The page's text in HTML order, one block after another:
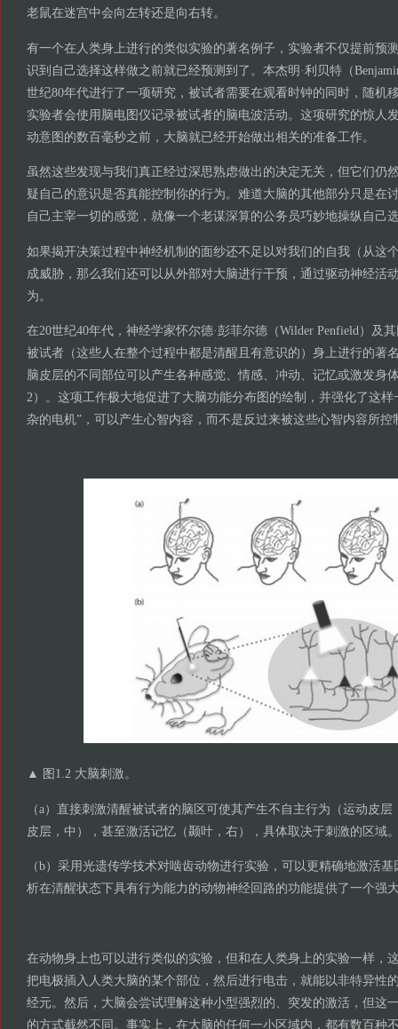
老鼠在迷宫中会向左转还是向右转。
有一个在人类身上进行的类似实验的著名例子，实验者不仅提前预
识到自己选择这样做之前就已经预测到了。本杰明·利贝特（
世纪80年代进行了一项研究，被试者需要在观看时钟的同时，随机
实验者会使用脑电图仪记录被试者的脑电波活动。这项研究的惊人
动意图的数百毫秒之前，大脑就已经开始做出相关的准备工作。
虽然这些发现与我们真正经过深思熟虑做出的决定无关，但它们仍
疑自己的意识是否真能控制你的行为。难道大脑的其他部分只是在
自己主宰一切的感觉，就像一个老谋深算的公务员巧妙地操纵自己
如果揭开决策过程中神经机制的面纱还不足以对我们的自我（从这
成威胁，那么我们还可以从外部对大脑进行干预，通过驱动神经活
为。
在20世纪40年代，神经学家怀尔德·彭菲尔德（Wilder Penfield）及
被试者（这些人在整个过程中都是清醒且有意识的）身上进行的著
脑皮层的不同部位可以产生各种感觉、情感、冲动、记忆或激发身
2）。这项工作极大地促进了大脑功能分布图的绘制，并强化了这样
杂的电机”，可以产生心智内容，而不是反过来被这些心智内容所控
▲ 图1.2 大脑刺激。
（a）直接刺激清醒被试者的脑区可使其产生不自主行为（运动皮
皮层，中），甚至激活记忆（颞叶，右），具体取决于刺激的区域
（b）采用光遗传学技术对啮齿动物进行实验，可以更精确地激活
析在清醒状态下具有行为能力的动物神经回路的功能提供了一个强
在动物身上也可以进行类似的实验，但和在人类身上的实验一样，
把电极插入人类大脑的某个部位，然后进行电击，就能以非特异性
经元。然后，大脑会尝试理解这种小型强烈的、突发的激活，但这
的方式截然不同。事实上，在大脑的任何一小区域内，都有数百种